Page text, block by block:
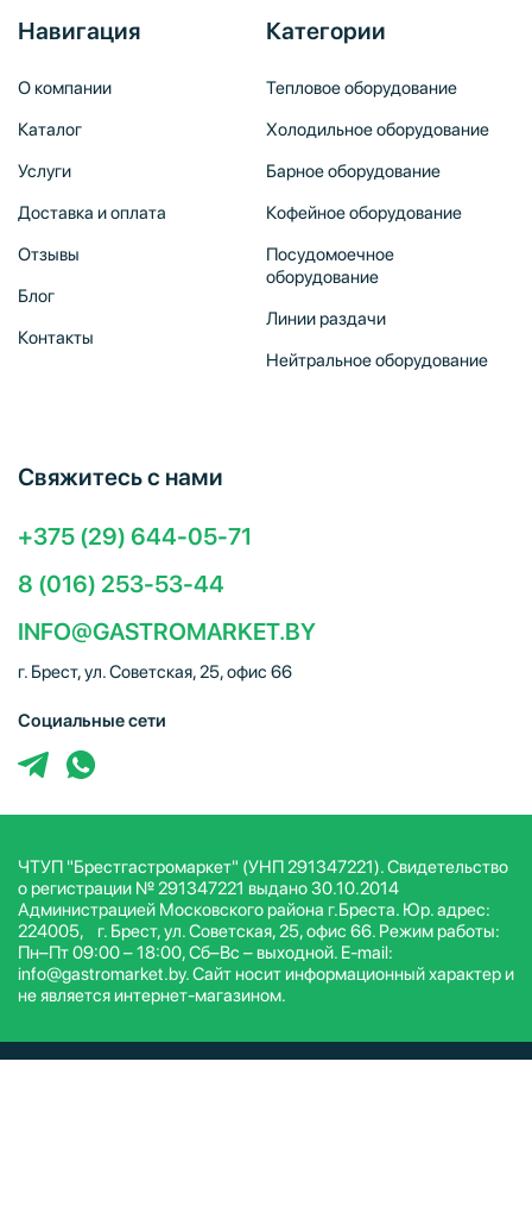
Навигация
О компании
Каталог
Услуги
Доставка и оплата
Отзывы
Блог
Контакты
Категории
Тепловое оборудование
Холодильное оборудование
Барное оборудование
Кофейное оборудование
Посудомоечное
оборудование
Линии раздачи
Нейтральное оборудование
Свяжитесь с нами
+375 (29) 644-05-71
8 (016) 253-53-44
INFO@GASTROMARKET.BY
г. Брест, ул. Советская, 25, офис 66
Социальные сети
ЧТУП "Брестгастромаркет" (УНП 291347221). Свидетельство
о регистрации № 291347221 выдано 30.10.2014
Администрацией Московского района г.Бреста. Юр. адрес:
224005, г. Брест, ул. Советская, 25, офис 66. Режим работы:
Пн–Пт 09:00 – 18:00, Сб–Вс – выходной. E-mail:
info@gastromarket.by. Сайт носит информационный характер и
не является интернет-магазином.